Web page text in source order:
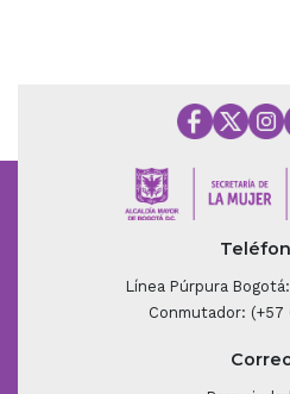
Línea Púrpura Bogotá:
Conmutador: (+57